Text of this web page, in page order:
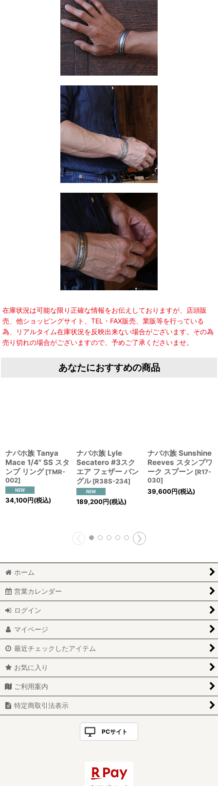
在庫状況は可能な限り正確な情報をお伝えしておりますが、店頭販
売、他ショッピングサイト、TEL・FAX販売、業販等を行っている
為、リアルタイム在庫状況を反映出来ない場合がございます。その為
売り切れの場合がございますので、予めご了承くださいませ。
あなたにおすすめの商品
ナバホ族 Tanya
Mace 1/4" SS スタ
ンプ リング [TMR-
002]
34,100円(税込)
ナバホ族 Lyle
Secatero #3スク
エア フェザー バン
グル [R38S-234]
189,200円(税込)
ナバホ族 Sunshine
Reeves スタンプワ
ーク スプーン [R17-
030]
39,600円(税込)
ホーム
営業カレンダー
ログイン
マイページ
最近チェックしたアイテム
お気に入り
ご利用案内
特定商取引法表示
PCサイト